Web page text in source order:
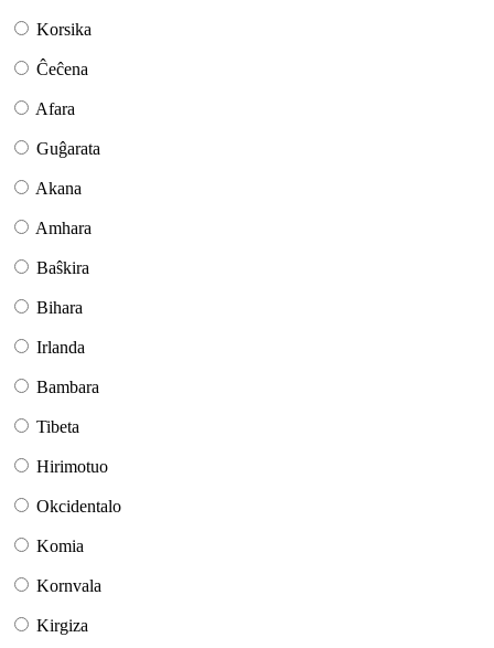
Korsika
Ĉeĉena
Afara
Guĝarata
Akana
Amhara
Baŝkira
Bihara
Irlanda
Bambara
Tibeta
Hirimotuo
Okcidentalo
Komia
Kornvala
Kirgiza